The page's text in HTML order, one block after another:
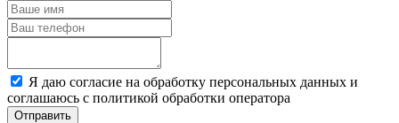
Я даю согласие на обработку персональных данных и
соглашаюсь с политикой обработки оператора
Отправить